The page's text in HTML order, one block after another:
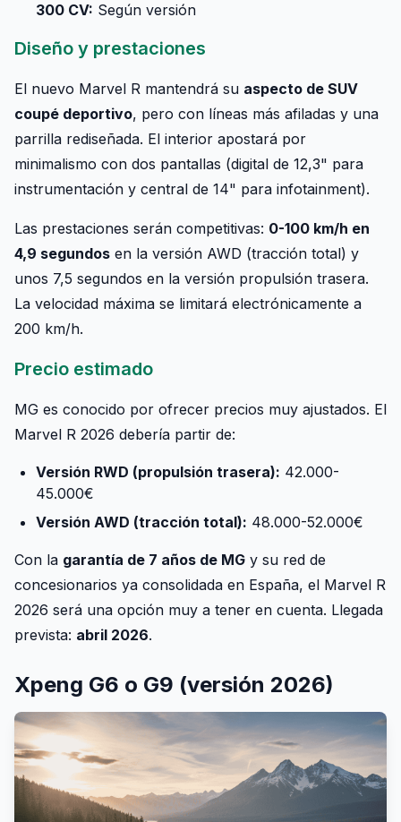
300 CV: Según versión
Diseño y prestaciones
El nuevo Marvel R mantendrá su aspecto de SUV
coupé deportivo, pero con líneas más afiladas y una
parrilla rediseñada. El interior apostará por
minimalismo con dos pantallas (digital de 12,3" para
instrumentación y central de 14" para infotainment).
Las prestaciones serán competitivas: 0-100 km/h en
4,9 segundos en la versión AWD (tracción total) y
unos 7,5 segundos en la versión propulsión trasera.
La velocidad máxima se limitará electrónicamente a
200 km/h.
Precio estimado
MG es conocido por ofrecer precios muy ajustados. El
Marvel R 2026 debería partir de:
Versión RWD (propulsión trasera): 42.000-
45.000€
Versión AWD (tracción total): 48.000-52.000€
Con la garantía de 7 años de MG y su red de
concesionarios ya consolidada en España, el Marvel R
2026 será una opción muy a tener en cuenta. Llegada
prevista: abril 2026.
Xpeng G6 o G9 (versión 2026)